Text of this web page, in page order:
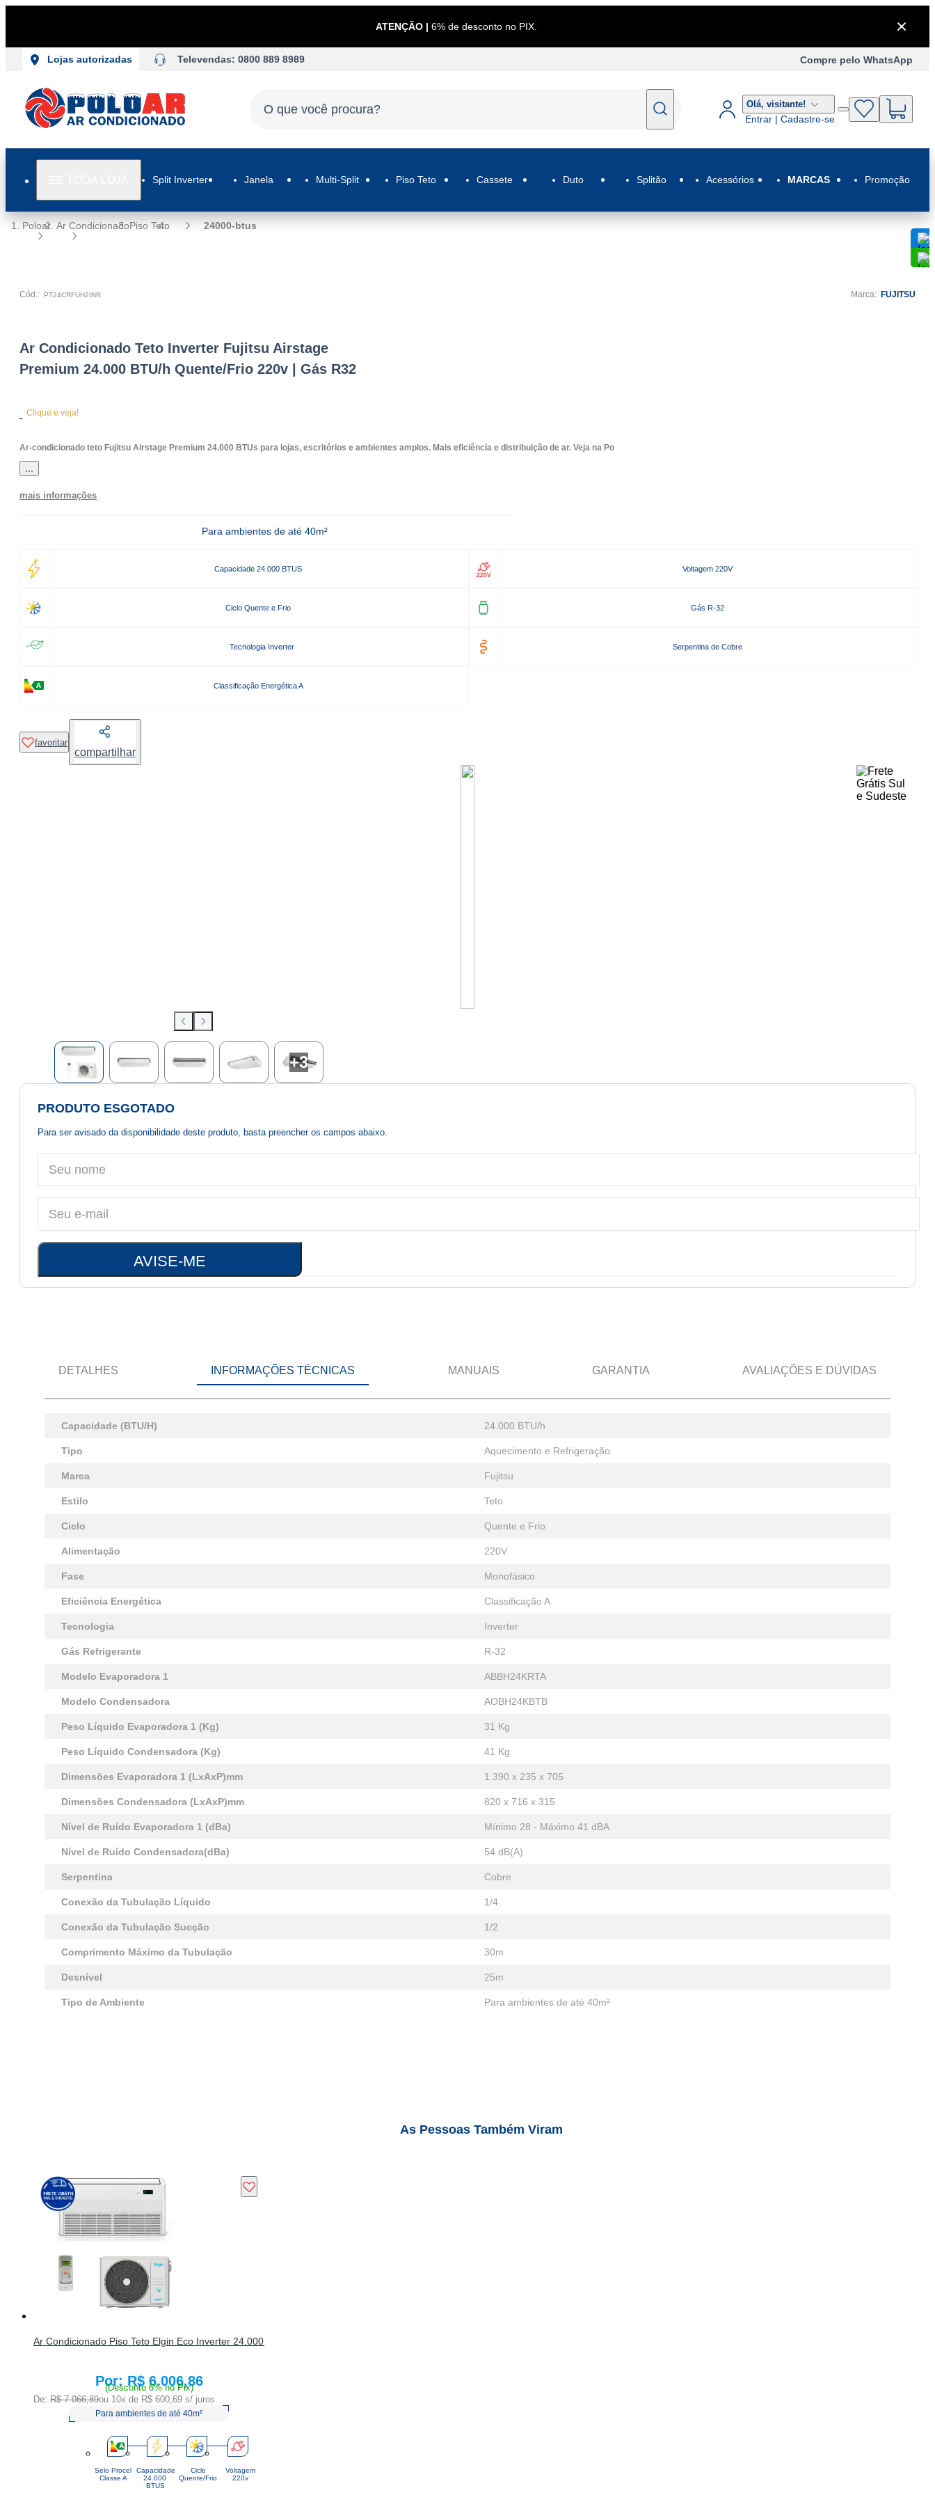
ATENÇÃO | 6% de desconto no PIX.
Lojas autorizadas Televendas: 0800 889 8989 Compre pelo WhatsApp
Olá, visitante!
Entrar | Cadastre-se
Split Inverter Janela Multi-Split Piso Teto Cassete Duto Splitão Acessórios MARCAS Promoção
Poloar Ar CondicionadoPiso Teto 24000-btus
Cód.: PT24CRFUH2INR Marca: FUJITSU
Ar Condicionado Teto Inverter Fujitsu Airstage
Premium 24.000 BTU/h Quente/Frio 220v | Gás R32
Clique e veja!
Ar-condicionado teto Fujitsu Airstage Premium 24.000 BTUs para lojas, escritórios e ambientes amplos. Mais eficiência e distribuição de ar. Veja na Po
...
mais informações
Para ambientes de até 40m²
Capacidade 24.000 BTUS Voltagem 220V
Ciclo Quente e Frio Gás R-32
Tecnologia Inverter Serpentina de Cobre
Classificação Energética A
favoritar
compartilhar
+3
PRODUTO ESGOTADO
Para ser avisado da disponibilidade deste produto, basta preencher os campos abaixo.
AVISE-ME
DETALHES INFORMAÇÕES TÉCNICAS MANUAIS GARANTIA AVALIAÇÕES E DÚVIDAS
Capacidade (BTU/H) 24.000 BTU/h
Tipo Aquecimento e Refrigeração
Marca Fujitsu
Estilo Teto
Ciclo Quente e Frio
Alimentação 220V
Fase Monofásico
Eficiência Energética Classificação A
Tecnologia Inverter
Gás Refrigerante R-32
Modelo Evaporadora 1 ABBH24KRTA
Modelo Condensadora AOBH24KBTB
Peso Líquido Evaporadora 1 (Kg) 31 Kg
Peso Líquido Condensadora (Kg) 41 Kg
Dimensões Evaporadora 1 (LxAxP)mm 1.390 x 235 x 705
Dimensões Condensadora (LxAxP)mm 820 x 716 x 315
Nível de Ruído Evaporadora 1 (dBa) Mínimo 28 - Máximo 41 dBA
Nível de Ruído Condensadora(dBa) 54 dB(A)
Serpentina Cobre
Conexão da Tubulação Líquido 1/4
Conexão da Tubulação Sucção 1/2
Comprimento Máximo da Tubulação 30m
Desnível 25m
Tipo de Ambiente Para ambientes de até 40m²
As Pessoas Também Viram
Ar Condicionado Piso Teto Elgin Eco Inverter 24.000 BTU/h Quente/Frio 220V R-32
Price:
R$ 6.006,86
(Desconto 6% no Pix)
De: R$ 7.066,89ou 10x de R$ 600,69 s/ juros
Para ambientes de até 40m²
Selo Procel
Classe A
Capacidade
24.000
BTUS
Ciclo
Quente/Frio
Voltagem
220v